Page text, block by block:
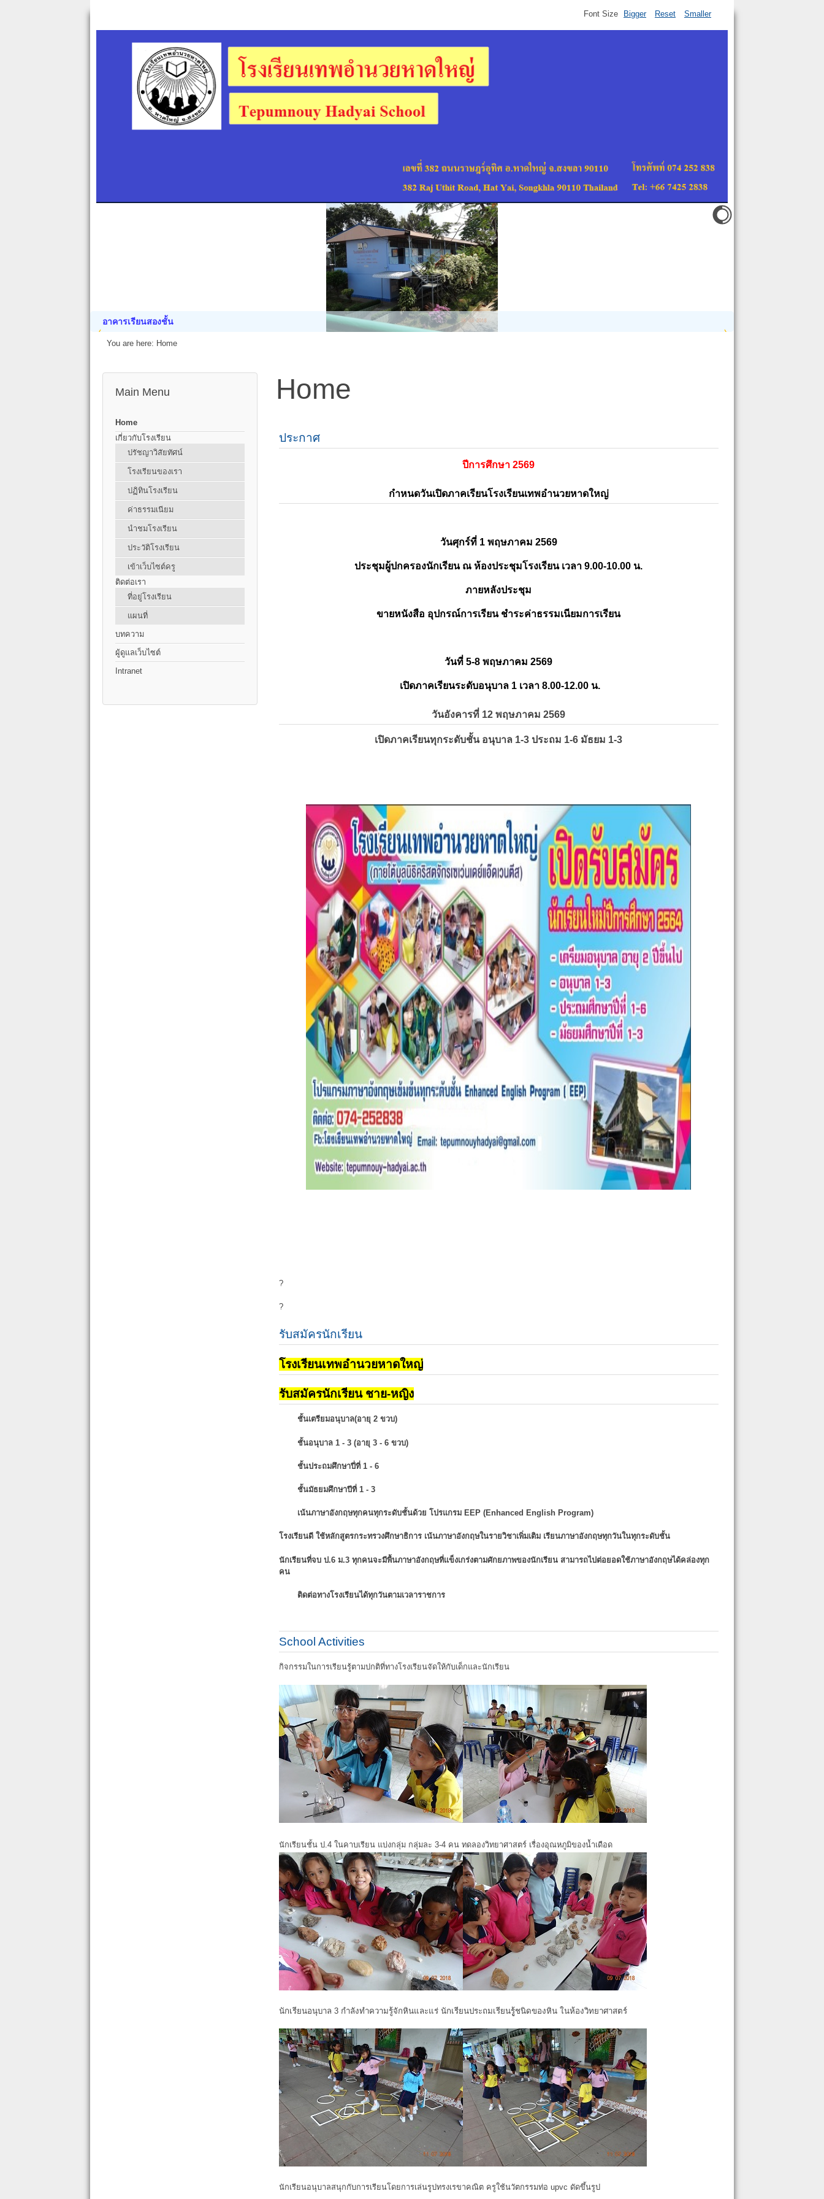
อาคารเรียนสองชั้น
Font Size Bigger Reset Smaller
You are here: Home
Main Menu
Home
เกี่ยวกับโรงเรียน
ปรัชญาวิสัยทัศน์
โรงเรียนของเรา
ปฏิทินโรงเรียน
ค่าธรรมเนียม
นำชมโรงเรียน
ประวัติโรงเรียน
เข้าเว็บไซต์ครู
ติดต่อเรา
ที่อยู่โรงเรียน
แผนที่
บทความ
ผู้ดูแลเว็บไซต์
Intranet
Home
ประกาศ
ปีการศึกษา 2569
กำหนดวันเปิดภาคเรียนโรงเรียนเทพอำนวยหาดใหญ่
วันศุกร์ที่ 1 พฤษภาคม 2569
ประชุมผู้ปกครองนักเรียน ณ ห้องประชุมโรงเรียน เวลา 9.00-10.00 น.
ภายหลังประชุม
ขายหนังสือ อุปกรณ์การเรียน ชำระค่าธรรมเนียมการเรียน
วันที่ 5-8 พฤษภาคม 2569
เปิดภาคเรียนระดับอนุบาล 1 เวลา 8.00-12.00 น.
วันอังคารที่ 12 พฤษภาคม 2569
เปิดภาคเรียนทุกระดับชั้น อนุบาล 1-3 ประถม 1-6 มัธยม 1-3
?
?
รับสมัครนักเรียน
โรงเรียนเทพอำนวยหาดใหญ่
รับสมัครนักเรียน ชาย-หญิง
ชั้นเตรียมอนุบาล(อายุ 2 ขวบ)
ชั้นอนุบาล 1 - 3 (อายุ 3 - 6 ขวบ)
ชั้นประถมศึกษาปี่ที่ 1 - 6
ชั้นมัธยมศึกษาปีที่ 1 - 3
เน้นภาษาอังกฤษทุกคนทุกระดับชั้นด้วย โปรแกรม EEP (Enhanced English Program)
โรงเรียนดี ใช้หลักสูตรกระทรวงศึกษาธิการ เน้นภาษาอังกฤษในรายวิชาเพิ่มเติม เรียนภาษาอังกฤษทุกวันในทุกระดับชั้น
นักเรียนที่จบ ป.6 ม.3 ทุกคนจะมีพื้นภาษาอังกฤษที่แข็งเกร่งตามศักยภาพของนักเรียน สามารถไปต่อยอดใช้ภาษาอังกฤษได้คล่องทุก
คน
ติดต่อทางโรงเรียนได้ทุกวันตามเวลาราชการ
School Activities
กิจกรรมในการเรียนรู้ตามปกติที่ทางโรงเรียนจัดให้กับเด็กและนักเรียน
นักเรียนชั้น ป.4 ในคาบเรียน แบ่งกลุ่ม กลุ่มละ 3-4 คน ทดลองวิทยาศาสตร์ เรื่องอุณหภูมิของน้ำเดือด
นักเรียนอนุบาล 3 กำลังทำความรู้จักหินและแร่ นักเรียนประถมเรียนรูู้ชนิดของหิน ในห้องวิทยาศาสตร์
นักเรียนอนุบาลสนุกกับการเรียนโดยการเล่นรูปทรงเรขาคณิต ครูใช้นวัตกรรมท่อ upvc ดัดขึ้นรูป